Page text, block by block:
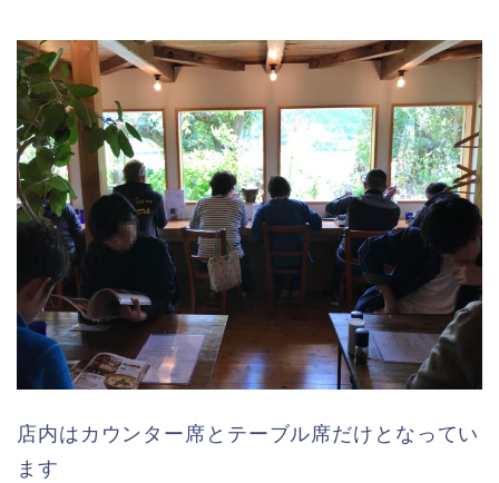
店内はカウンター席とテーブル席だけとなってい
ます